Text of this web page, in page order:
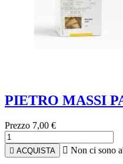
PIETRO MASSI
Prezzo 7,00 €
 ACQUISTA  Non ci sono